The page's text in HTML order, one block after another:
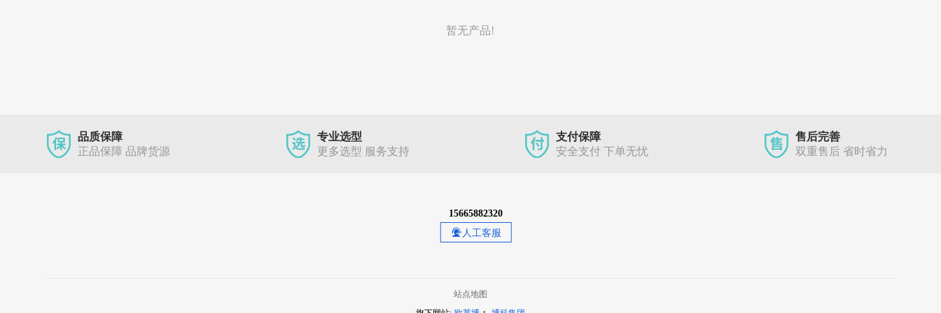
暂无产品!
品质保障
正品保障 品牌货源
专业选型
更多选型 服务支持
支付保障
安全支付 下单无忧
售后完善
双重售后 省时省力
15665882320
人工客服
站点地图